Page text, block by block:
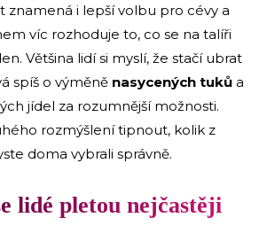
znamená i lepší volbu pro cévy a
víc rozhoduje to, co se na talíři
Většina lidí si myslí, že stačí ubrat
spíš o výměně nasycených tuků a
jídel za rozumnější možnosti.
rozmýšlení tipnout, kolik z
doma vybrali správně.
lidé pletou nejčastěji